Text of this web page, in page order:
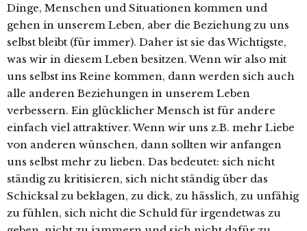
Dinge, Menschen und Situationen kommen und
gehen in unserem Leben, aber die Beziehung zu uns
selbst bleibt (für immer). Daher ist sie das Wichtigste,
was wir in diesem Leben besitzen. Wenn wir also mit
uns selbst ins Reine kommen, dann werden sich auch
alle anderen Beziehungen in unserem Leben
verbessern. Ein glücklicher Mensch ist für andere
einfach viel attraktiver. Wenn wir uns z.B. mehr Liebe
von anderen wünschen, dann sollten wir anfangen
uns selbst mehr zu lieben. Das bedeutet: sich nicht
ständig zu kritisieren, sich nicht ständig über das
Schicksal zu beklagen, zu dick, zu hässlich, zu unfähig
zu fühlen, sich nicht die Schuld für irgendetwas zu